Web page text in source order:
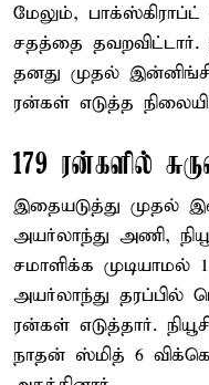
மேலும்,
சதத்தை தவறவிட்டார்.
தனது முதல்
ரன்கள் எடுத்த
179 ரன்களில்
இதையடுத்து முதல்
அயர்லாந்து அணி,
சமாளிக்க முடியாமல்
அயர்லாந்து தரப்பில்
ரன்கள் எடுத்தார்.
நாதன் ஸ்மித் 6